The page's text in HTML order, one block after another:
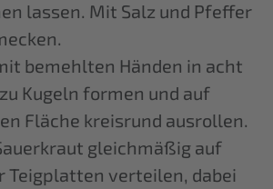
lassen. Mit Salz und Pfeffer
bemehlten Händen in acht
Kugeln formen und auf
Fläche kreisrund ausrollen.
gleichmäßig auf
Teigplatten verteilen, dabei